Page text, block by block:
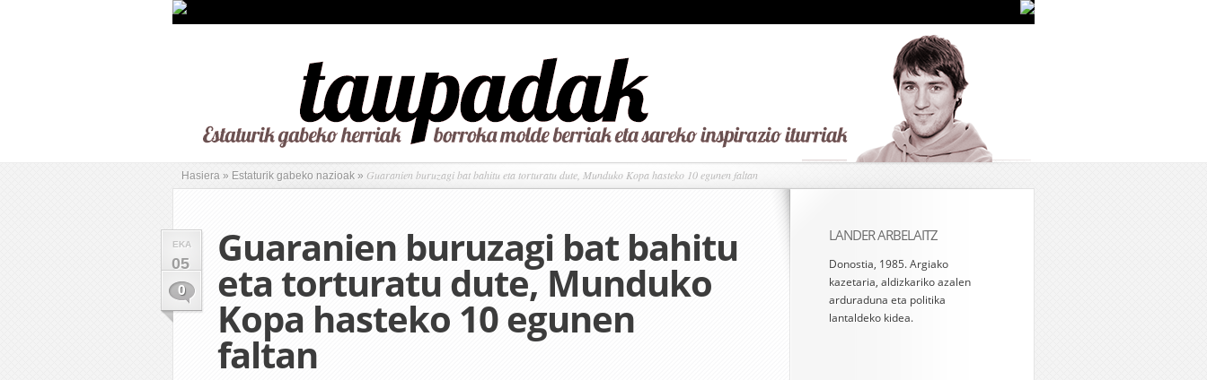
Hasiera » Estaturik gabeko nazioak » Guaranien buruzagi bat bahitu eta torturatu dute, Munduko Kopa hasteko 10 egunen faltan
EKA
05
0
Guaranien buruzagi bat bahitu
eta torturatu dute, Munduko
Kopa hasteko 10 egunen
faltan
LANDER ARBELAITZ
Donostia, 1985. Argiako
kazetaria, aldizkariko azalen
arduraduna eta politika
lantaldeko kidea.